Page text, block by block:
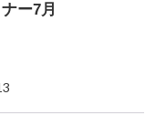
ー7月